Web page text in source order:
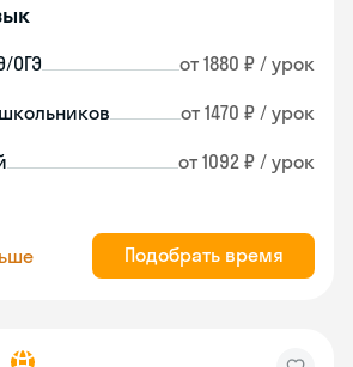
ОГЭ от 1880 ₽ / урок
от 1470 ₽ / урок
от 1092 ₽ / урок
Подобрать время